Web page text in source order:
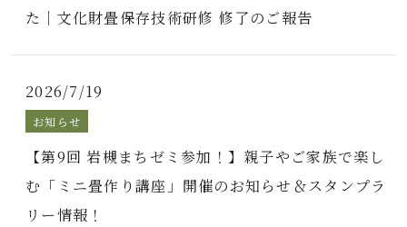
た｜文化財畳保存技術研修 修了のご報告
2026/7/19
お知らせ
【第9回 岩槻まちゼミ参加！】親子やご家族で楽し
む「ミニ畳作り講座」開催のお知らせ＆スタンプラ
リー情報！